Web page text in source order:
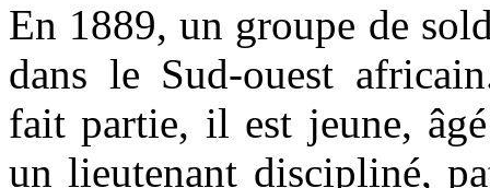
En 1889, un groupe de
dans le Sud-ouest
fait partie, il est jeune,
un lieutenant discipliné,